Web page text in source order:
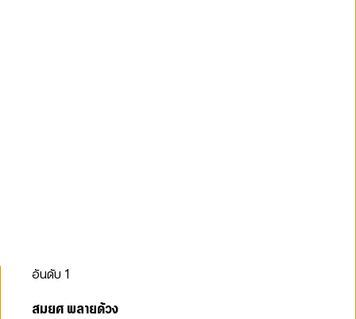
อันดับ 1
สมยศ พลายด้วง